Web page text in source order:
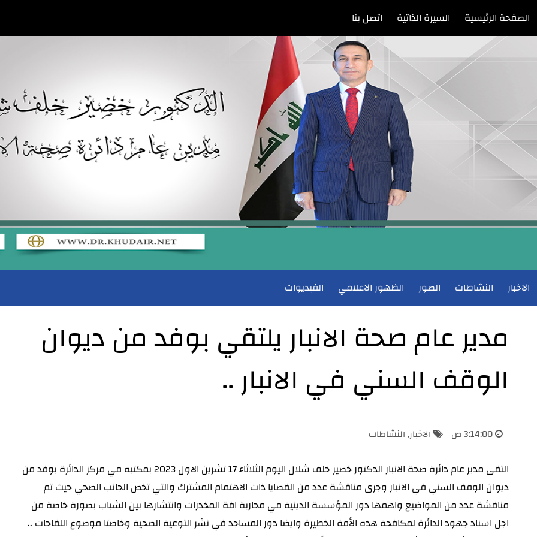
الصفحة الرئيسية السيرة الذاتية اتصل بنا
الاخبار النشاطات الصور الظهور الاعلامي الفيديوات
مدير عام صحة الانبار يلتقي بوفد من ديوان
الوقف السني في الانبار ..
3:14:00 ص الاخبار,النشاطات
التقى مدير عام دائرة صحة الانبار الدكتور خضير خلف شلال اليوم الثلاثاء 17 تشرين الاول 2023 بمكتبه في مركز الدائرة بوفد من
ديوان الوقف السني في الانبار وجرى مناقشة عدد من القضايا ذات الاهتمام المشترك والتي تخص الجانب الصحي حيث تم
مناقشة عدد من المواضيع واهمها دور المؤسسة الدينية في محاربة افة المخدرات وانتشارها بين الشباب بصورة خاصة من
اجل اسناد جهود الدائرة لمكافحة هذه الأفة الخطيرة وايضا دور المساجد في نشر التوعية الصحية وخاصتا موضوع اللقاحات ..